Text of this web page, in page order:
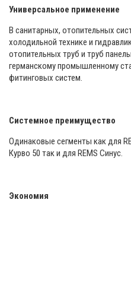
Универсальное применение
В санитарных, отопительных
холодильной технике и
отопительных труб и труб
германскому промышленному
фитинговых систем.
Системное преимущество
Одинаковые сегменты как для
Курво 50 так и для REMS Синус.
Экономия